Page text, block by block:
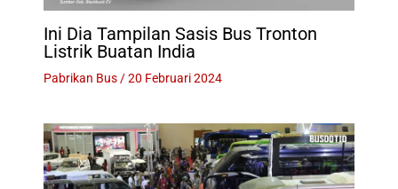
Ini Dia Tampilan Sasis Bus Tronton
Listrik Buatan India
Pabrikan Bus/20 Februari 2024